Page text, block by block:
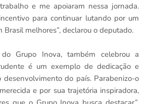
e me apoiaram nessa jornada.
para continuar lutando por um
Brasil melhores”, declarou o deputado.
Grupo Inova, também celebrou a
é um exemplo de dedicação e
desenvolvimento do país. Parabenizo-o
e por sua trajetória inspiradora,